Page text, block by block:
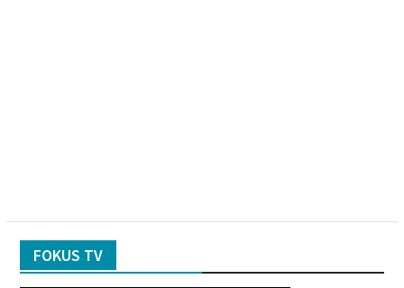
FOKUS TV